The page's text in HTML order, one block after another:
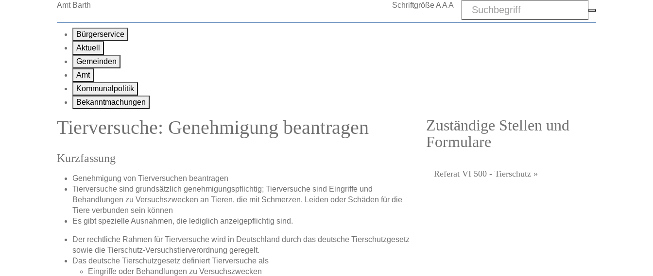
Zum Hauptinhalt springen
Amt Barth Schriftgröße A A A Sword
Bürgerservice
Aktuell
Gemeinden
Amt
Kommunalpolitik
Bekanntmachungen
Tierversuche: Genehmigung beantragen
Kurzfassung
Genehmigung von Tierversuchen beantragen
Tierversuche sind grundsätzlich genehmigungspflichtig; Tierversuche sind Eingriffe und
Behandlungen zu Versuchszwecken an Tieren, die mit Schmerzen, Leiden oder Schäden für die
Tiere verbunden sein können
Es gibt spezielle Ausnahmen, die lediglich anzeigepflichtig sind.
Der rechtliche Rahmen für Tierversuche wird in Deutschland durch das deutsche Tierschutzgesetz
sowie die Tierschutz-Versuchstierverordnung geregelt.
Das deutsche Tierschutzgesetz definiert Tierversuche als
Eingriffe oder Behandlungen zu Versuchszwecken
Zuständige Stellen und
Formulare
Referat VI 500 - Tierschutz »